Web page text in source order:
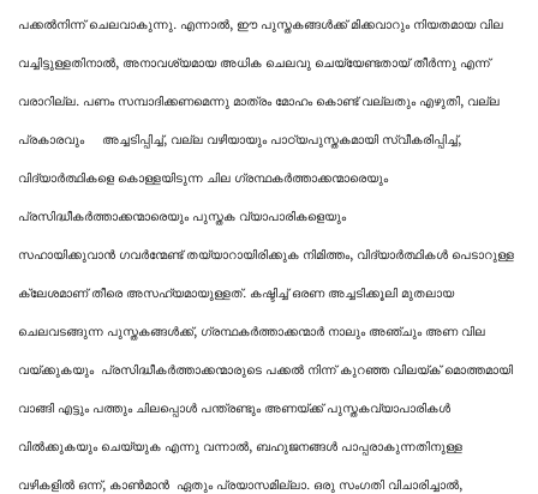
പക്കൽനിന്ന് ചെലവാകുന്നു. എന്നാൽ, ഈ പുസ്തകങ്ങൾക്ക് മിക്കവാറും നിയതമായ വില
വച്ചിട്ടുള്ളതിനാൽ, അനാവശ്യമായ അധിക ചെലവു ചെയ്യേണ്ടതായ് തീർന്നു എന്ന്
വരാറില്ല. പണം സമ്പാദിക്കണമെന്നു മാത്രം മോഹം കൊണ്ട് വല്ലതും എഴുതി, വല്ല
പ്രകാരവും അച്ചടിപ്പിച്ച്, വല്ല വഴിയായും പാഠ്യപുസ്തകമായി സ്വീകരിപ്പിച്ച്,
വിദ്യാർത്ഥികളെ കൊള്ളയിടുന്ന ചില ഗ്രന്ഥകർത്താക്കന്മാരെയും
പ്രസിദ്ധീകർത്താക്കന്മാരെയും പുസ്തക വ്യാപാരികളെയും
സഹായിക്കുവാൻ ഗവര്‍ന്മേണ്ട്തയ്യാറായിരിക്കുക നിമിത്തം, വിദ്യാർത്ഥികൾ പെടാറുള്ള
ക്ലേശമാണ് തീരെ അസഹ്യമായുള്ളത്. കഷ്ടിച്ച് ഒരണ അച്ചടിക്കൂലി മുതലായ
ചെലവടങ്ങുന്ന പുസ്തകങ്ങൾക്ക്, ഗ്രന്ഥകർത്താക്കന്മാർ നാലും അഞ്ചും അണ വില
വയ്ക്കുകയും പ്രസിദ്ധീകർത്താക്കന്മാരുടെ പക്കൽ നിന്ന് കുറഞ്ഞ വിലയ്ക് മൊത്തമായി
വാങ്ങി എട്ടും പത്തും ചിലപ്പൊൾ പന്ത്രണ്ടും അണയ്ക്ക് പുസ്തകവ്യാപാരികൾ
വിൽക്കുകയും ചെയ്യുക എന്നു വന്നാൽ, ബഹുജനങ്ങൾ പാപ്പരാകുന്നതിനുള്ള
വഴികളിൽ ഒന്ന്, കാൺമാൻ ഏതും പ്രയാസമില്ലാ. ഒരു സംഗതി വിചാരിച്ചാൽ,